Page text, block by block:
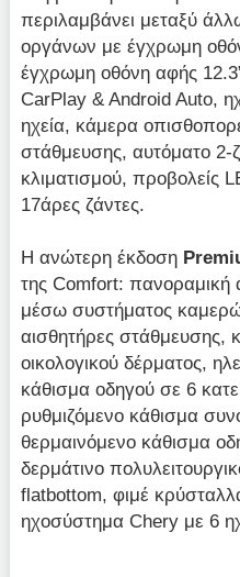
περιλαμβάνει μεταξύ
οργάνων με έγχρωμη
έγχρωμη οθόνη αφής
CarPlay & Android Auto,
ηχεία, κάμερα
στάθμευσης, αυτόματο 2-
κλιματισμού, προβολείς
17άρες ζάντες.
Η ανώτερη έκδοση
της Comfort: πανοραμική
μέσω συστήματος
αισθητήρες στάθμευσης,
οικολογικού δέρματος,
κάθισμα οδηγού σε 6
ρυθμιζόμενο κάθισμα
θερμαινόμενο κάθισμα
δερμάτινο
flatbottom, φιμέ
ηχοσύστημα Chery με 6